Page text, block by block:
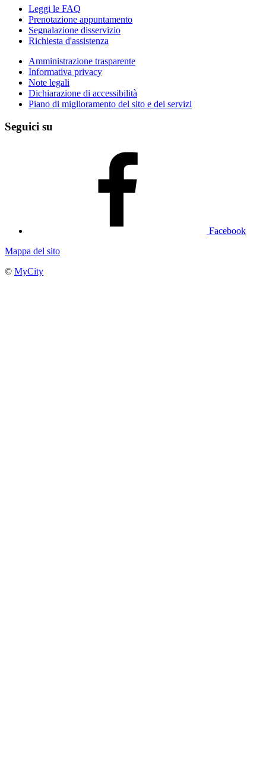
Leggi le FAQ
Prenotazione appuntamento
Segnalazione disservizio
Richiesta d'assistenza
Amministrazione trasparente
Informativa privacy
Note legali
Dichiarazione di accessibilità
Piano di miglioramento del sito e dei servizi
Seguici su
Facebook
Mappa del sito
© MyCity